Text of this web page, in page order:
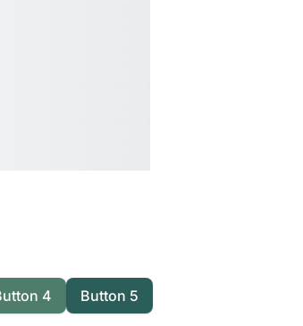
4 Button 5